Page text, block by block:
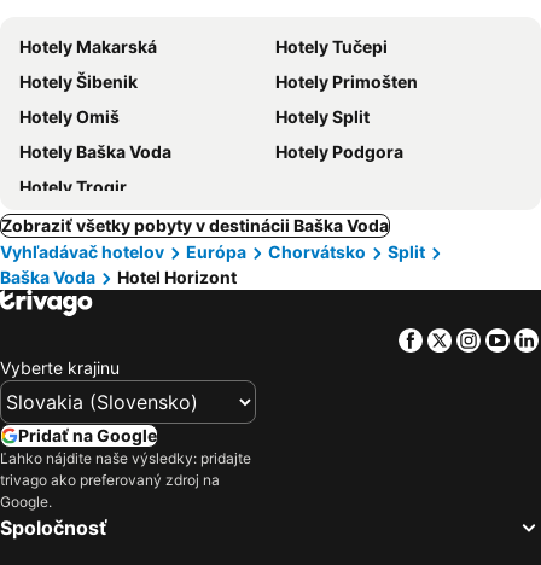
Hotely Makarská
Hotely Tučepi
Hotely Šibenik
Hotely Primošten
Hotely Omiš
Hotely Split
Hotely Baška Voda
Hotely Podgora
Hotely Trogir
Zobraziť všetky pobyty v destinácii Baška Voda
Vyhľadávač hotelov
Európa Chorvátsko
Split
Baška Voda
Hotel Horizont
Facebook
Twitter
Vyberte krajinu
Pridať na Google
Ľahko nájdite naše výsledky: pridajte
trivago ako preferovaný zdroj na
Google.
Spoločnosť